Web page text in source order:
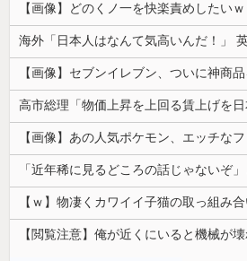
【画像】どのくノ一を快楽責めしたい
【画像】セブンイレブン、ついに神商
【ｗ】物凄くカワイイ子猫の取っ組み合
【閲覧注意】俺が近くにいると機械が